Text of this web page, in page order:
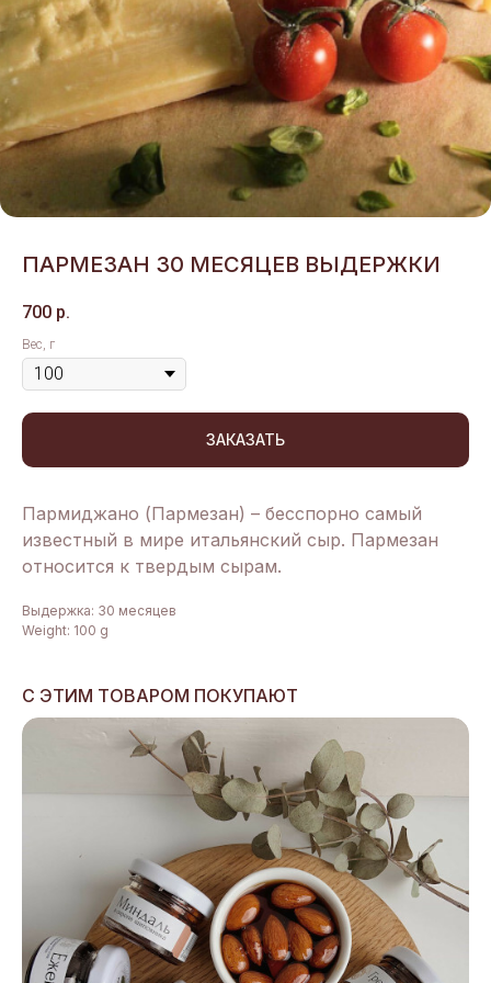
ПАРМЕЗАН 30 МЕСЯЦЕВ ВЫДЕРЖКИ
700 р.
Вес, г
ЗАКАЗАТЬ
Пармиджано (Пармезан) – бесспорно самый
известный в мире итальянский сыр. Пармезан
относится к твердым сырам.
Выдержка: 30 месяцев
Weight: 100 g
С ЭТИМ ТОВАРОМ ПОКУПАЮТ